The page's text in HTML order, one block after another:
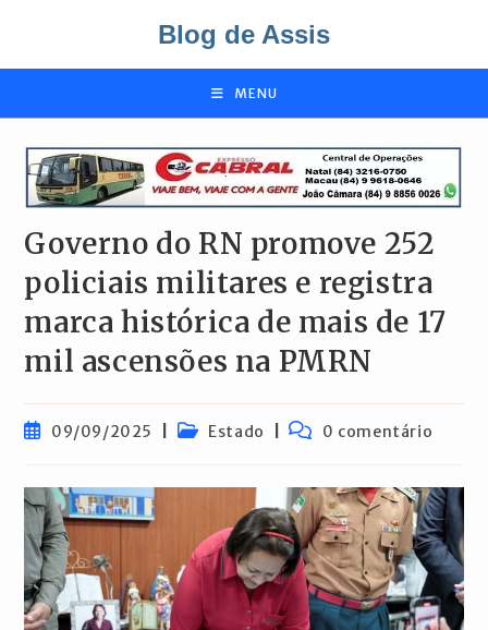
o
Blog de Assis
MENU
Governo do RN promove 252
policiais militares e registra
marca histórica de mais de 17
mil ascensões na PMRN
Post09/09/2025
Categoria
Estado
Comentários
0 comentário